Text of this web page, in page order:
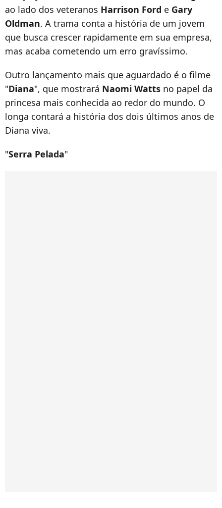
ao lado dos veteranos Harrison Ford e Gary
Oldman. A trama conta a história de um jovem
que busca crescer rapidamente em sua empresa,
mas acaba cometendo um erro gravíssimo.
Outro lançamento mais que aguardado é o filme
"Diana", que mostrará Naomi Watts no papel da
princesa mais conhecida ao redor do mundo. O
longa contará a história dos dois últimos anos de
Diana viva.
"Serra Pelada"